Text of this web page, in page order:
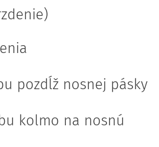
pozdĺž nosnej pásky
kolmo na nosnú